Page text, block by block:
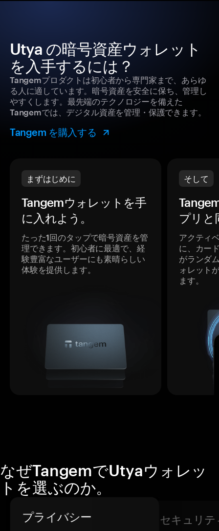
Utya の暗号資産ウォレット
を入手するには？
Tangemプロダクトは初心者から専門家まで、あらゆ
る人に適しています。暗号資産を安全に保ち、管理し
やすくします。最先端のテクノロジーを備えた
Tangemでは、デジタル資産を管理・保護できます。
Tangem を購入する
まずはじめに
Tangemウォレットを手
に入れよう。
たった1回のタップで暗号資産を管
理できます。初心者に最適で、経
験豊富なユーザーにも素晴らしい
体験を提供します。
そして
プリと
アクティ
に、カー
がランダ
ォレット
ます。
なぜTangemでUtyaウォレッ
トを選ぶのか。
プライバシー セキュリテ